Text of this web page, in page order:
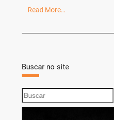
Read More…
Buscar no site
S
e